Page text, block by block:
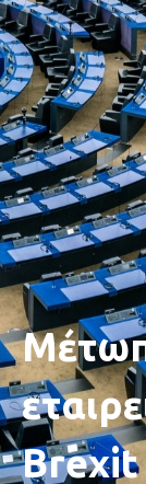
Brexit